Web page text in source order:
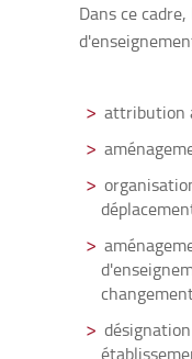
Dans ce
attribution